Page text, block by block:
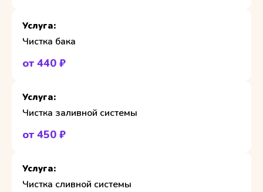
Чистка бака
от 440 ₽
Чистка заливной системы
от 450 ₽
Чистка сливной системы